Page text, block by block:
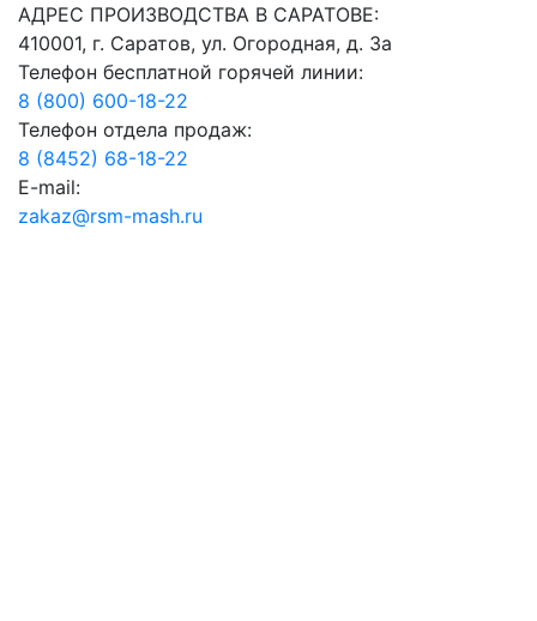
АДРЕС ПРОИЗВОДСТВА В САРАТОВЕ:
410001, г. Саратов, ул. Огородная, д. 3а
Телефон бесплатной горячей линии:
8 (800) 600-18-22
Телефон отдела продаж:
8 (8452) 68-18-22
E-mail:
zakaz@rsm-mash.ru